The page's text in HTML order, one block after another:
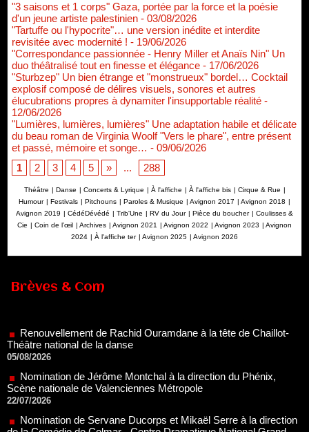
"3 saisons et 1 corps" Gaza, portée par la force et la poésie
d'un jeune artiste palestinien - 03/08/2026
"Tartuffe ou l'hypocrite"… une version inédite et interdite
revisitée avec modernité ! - 19/06/2026
"Correspondance passionnée - Henry Miller et Anaïs Nin" Un
duo théâtralisé tout en finesse et élégance - 17/06/2026
"Sturbzep" Un bien étrange et "monstrueux" bordel… Cocktail
explosif composé de délires visuels, sonores et autres
élucubrations propres à dynamiter l'insupportable réalité -
12/06/2026
"Lumières, lumières, lumières" Une adaptation habile et délicate
du beau roman de Virginia Woolf "Vers le phare", entre présent
et passé, mémoire et songe… - 09/06/2026
1
2 3 4 5 » ... 288
Théâtre | Danse | Concerts & Lyrique | À l'affiche | À l'affiche bis | Cirque & Rue |
Humour | Festivals | Pitchouns | Paroles & Musique | Avignon 2017 | Avignon 2018 |
Avignon 2019 | CédéDévédé | Trib'Une | RV du Jour | Pièce du boucher | Coulisses &
Cie | Coin de l’œil | Archives | Avignon 2021 | Avignon 2022 | Avignon 2023 | Avignon
2024 | À l'affiche ter | Avignon 2025 | Avignon 2026
Brèves & Com
Nomination de Jérôme Montchal à la direction du Phénix,
Scène nationale de Valenciennes Métropole
Nomination de Servane Ducorps et Mikaël Serre à la direction
de la Comédie de Colmar - Centre Dramatique National Grand
07/07/2026